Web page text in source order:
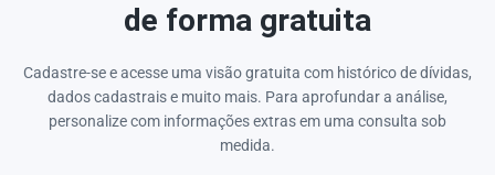
de forma gratuita
Cadastre-se e acesse uma visão gratuita com histórico de dívidas,
dados cadastrais e muito mais. Para aprofundar a análise,
personalize com informações extras em uma consulta sob
medida.